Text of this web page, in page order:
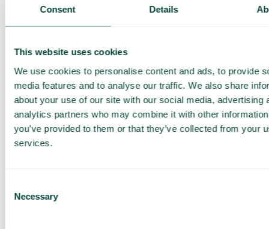
Consent Details
This website uses cookies
We use cookies to personalise content and ads, to provide
media features and to analyse our traffic. We also share
about your use of our site with our social media, advertising
analytics partners who may combine it with other
you’ve provided to them or that they’ve collected from your
services.
Selection
Necessary
skräddarsydd
demo och
offert
Genomgång av våra
tjänster
Offert anpassad för ditt
företag
Utforska
användningsområden för
ditt team